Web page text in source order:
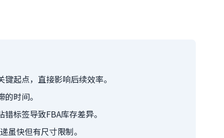
起点，直接影响后续效率。
时间。
标签导致FBA库存差异。
虽快但有尺寸限制。